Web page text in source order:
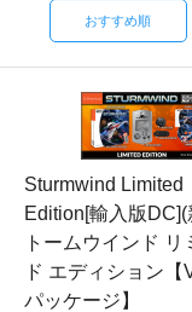
おすすめ順
Sturmwind Limited
Edition[輸入版DC](
トームウインド リ
ド エディション【
パッケージ】